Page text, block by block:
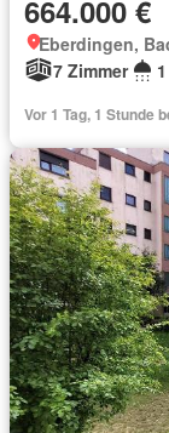
664.000 €
Eberdingen,
7 Zimmer
Vor 1 Tag, 1 Stunde